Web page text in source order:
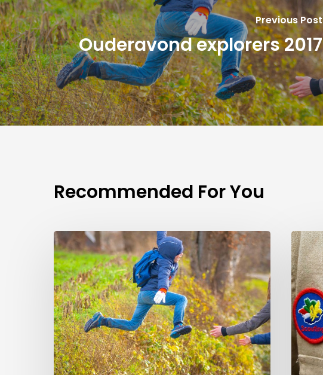
Previous Post
Ouderavond explorers 2017
Recommended For You